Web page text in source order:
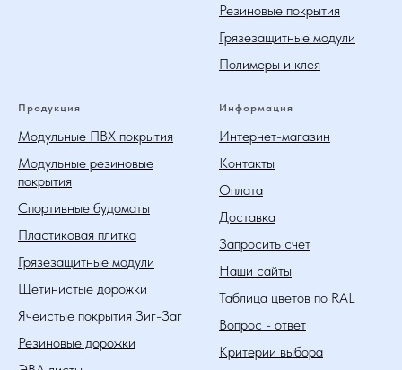
Резиновые покрытия
Грязезащитные модули
Полимеры и клея
Продукция
Модульные ПВХ покрытия
Модульные резиновые
покрытия
Спортивные будоматы
Пластиковая плитка
Грязезащитные модули
Щетинистые дорожки
Ячеистые покрытия Зиг-Заг
Резиновые дорожки
Информация
Интернет-магазин
Контакты
Оплата
Доставка
Запросить счет
Наши сайты
Таблица цветов по RAL
Вопрос - ответ
Критерии выбора